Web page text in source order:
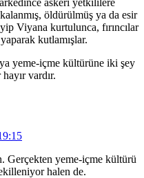
öldürülmüş ya da esir
Viyana kurtulunca, fırıncılar
kutlamışlar.
yeme-içme kültürüne iki şey
vardır.
Gerçekten yeme-içme kültürü
halen de.